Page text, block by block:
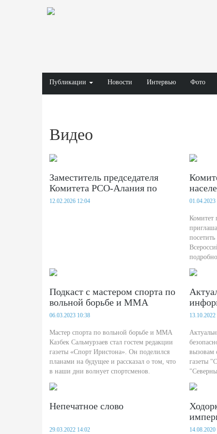
Публикации Новости Интервью Фото
Видео
Заместитель председателя
Комитета РСО-Алания по
занятости населения Авакова
12.02.2026 12:04
этап
01.04.2023
Комитет
Алания
Подкаст с мастером спорта по
вольной борьбе и ММА
Казбеком Сальмурзаевым
06.03.2023 10:38
Мастер спорта по вольной борьбе и ММА
Казбек Сальмурзаев стал гостем редакции
газеты «Спорт Иристона». Он поделился
планами на будущее и рассказал о том, что
в наши дни волнует спортсменов.
#слово_подкаст
13.10.2022
вызовам
газеты
военной
Непечатное слово
29.03.2022 14:02 14.08.2020